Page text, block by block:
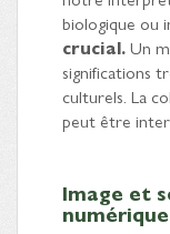
biologique ou
crucial.Un
significations
culturels. La
peut être
Image et
numérique